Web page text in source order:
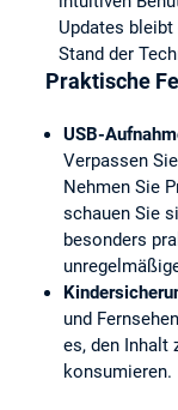
Updates
Stand der
Praktische
USB-
Verpassen
Nehmen Sie
schauen Sie
besonders
und
es, den Inhalt
konsumieren.